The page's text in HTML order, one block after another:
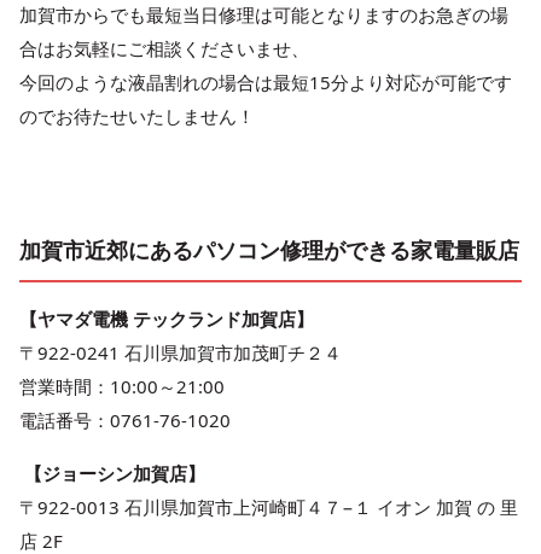
加賀市からでも最短当日修理は可能となりますのお急ぎの場
合はお気軽にご相談くださいませ、
今回のような液晶割れの場合は最短15分より対応が可能です
のでお待たせいたしません！
加賀市近郊にあるパソコン修理ができる家電量販店
【ヤマダ電機 テックランド加賀店】
〒922-0241 石川県加賀市加茂町チ２４
営業時間：10:00～21:00
電話番号：0761-76-1020
【ジョーシン加賀店】
〒922-0013 石川県加賀市上河崎町４７−１ イオン 加賀 の 里
店 2F